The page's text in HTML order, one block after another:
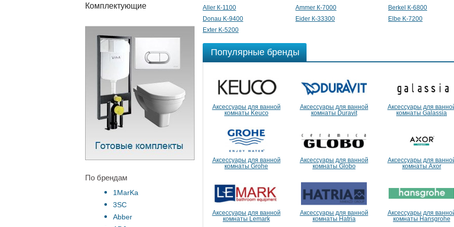
Комплектующие
По брендам
1MarKa
3SC
Abber
Aller К-1100
Ammer К-7000
Berkel К-6800
Donau K-9400
Eider К-33300
Elbe K-7200
Exter K-5200
Популярные бренды
Аксессуары для ванной
комнаты Keuco
Аксессуары для ванной
комнаты Duravit
Аксессуары для
комнаты Galassia
Аксессуары для ванной
комнаты Grohe
Аксессуары для ванной
комнаты Globo
Аксессуары для
комнаты Axor
Аксессуары для ванной
комнаты Lemark
Аксессуары для ванной
комнаты Hatria
Аксессуары для
комнаты Hansgrohe